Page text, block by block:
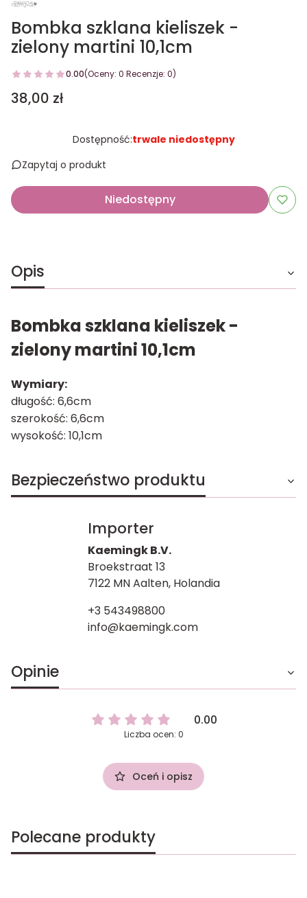
Bombka szklana kieliszek -
zielony martini 10,1cm
0.00(Oceny: 0 Recenzje: 0)
Cena
38,00 zł
Dostępność:trwale niedostępny
Zapytaj o produkt
Niedostępny
Opis
Bombka szklana kieliszek -
zielony martini 10,1cm
Wymiary:
długość: 6,6cm
szerokość: 6,6cm
wysokość: 10,1cm
Bezpieczeństwo produktu
Importer
Kaemingk B.V.
Broekstraat 13
7122 MN Aalten, Holandia
+3 543498800
info@kaemingk.com
Opinie
0.00
Liczba ocen: 0
Oceń i opisz
Polecane produkty